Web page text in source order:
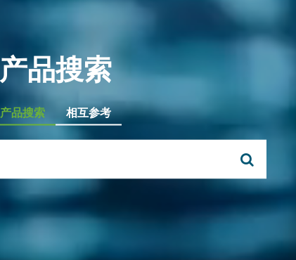
产品搜索
产品搜索 相互参考